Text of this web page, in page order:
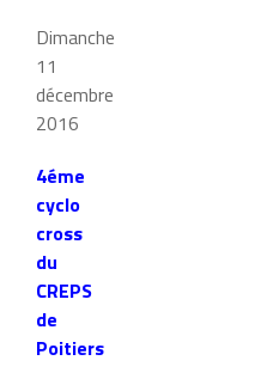
Dimanche
11
décembre
2016
4éme
cyclo
cross
du
CREPS
de
Poitiers